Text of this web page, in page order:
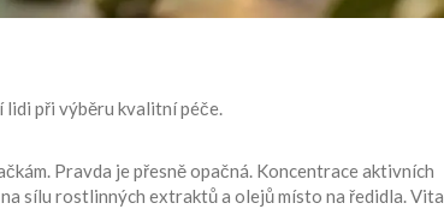
lidi při výběru kvalitní péče.
Pravda je přesně opačná. Koncentrace aktivních
sílu rostlinných extraktů a olejů místo na ředidla.